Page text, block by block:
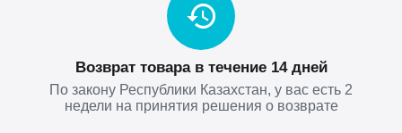
Возврат товара в течение 14 дней
По закону Республики Казахстан, у вас есть 2
недели на принятия решения о возврате